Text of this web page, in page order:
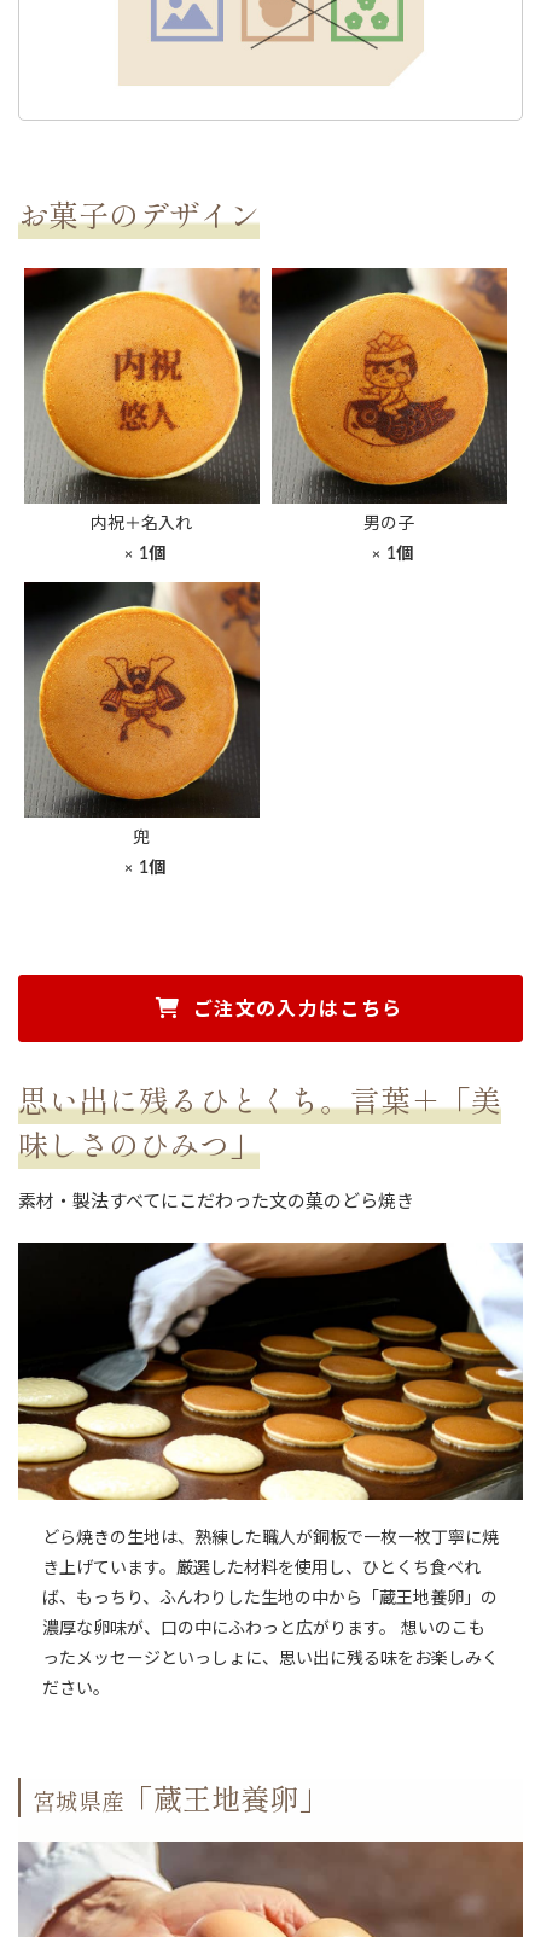
お菓子のデザイン
内祝＋名入れ
1個
男の子
1個
兜
1個
ご注文の入力はこちら
思い出に残るひとくち。言葉＋「美
味しさのひみつ」
素材・製法すべてにこだわった文の菓のどら焼き
どら焼きの生地は、熟練した職人が銅板で一枚一枚丁寧に焼
き上げています。厳選した材料を使用し、ひとくち食べれ
ば、もっちり、ふんわりした生地の中から「蔵王地養卵」の
濃厚な卵味が、口の中にふわっと広がります。 想いのこも
ったメッセージといっしょに、思い出に残る味をお楽しみく
ださい。
宮城県産 「蔵王地養卵」